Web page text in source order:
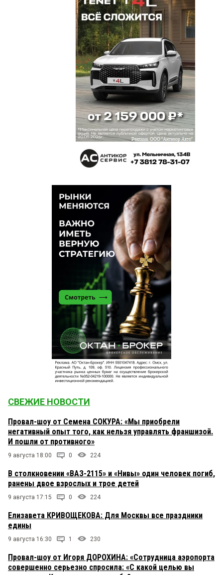
СВЕЖИЕ НОВОСТИ
Провал-шоу от Семена СОКУРА: «Мы приобрели
негативный опыт того, как нельзя управлять франшизой.
И пошли от противного»
9 августа 18:00 0 224
В столкновении «ВАЗ-2115» и «Нивы» один человек погиб,
ранены двое взрослых и трое детей
9 августа 17:15 0 224
Елизавета КРИВОЩЕКОВА: Для Москвы все праздники
едины
9 августа 16:30 1 230
Провал-шоу от Игоря ДОРОХИНА: «Сотрудница аэропорта
совершенно серьезно спросила: «С какой целью вы